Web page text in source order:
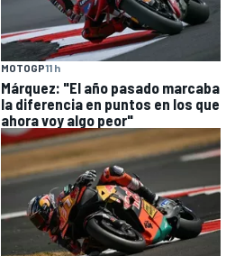
MOTOGP11 h
Márquez: "El año pasado marcaba
la diferencia en puntos en los que
ahora voy algo peor"